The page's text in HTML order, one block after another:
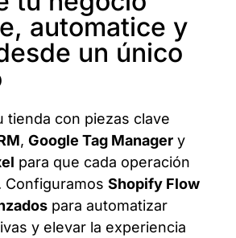
automatice y
un único
tienda con piezas clave
, Google Tag Manager y
para que cada operación
Configuramos Shopify Flow
para automatizar
y elevar la experiencia